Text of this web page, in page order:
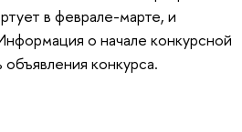
в феврале-марте, и
о начале конкурсной
объявления конкурса.